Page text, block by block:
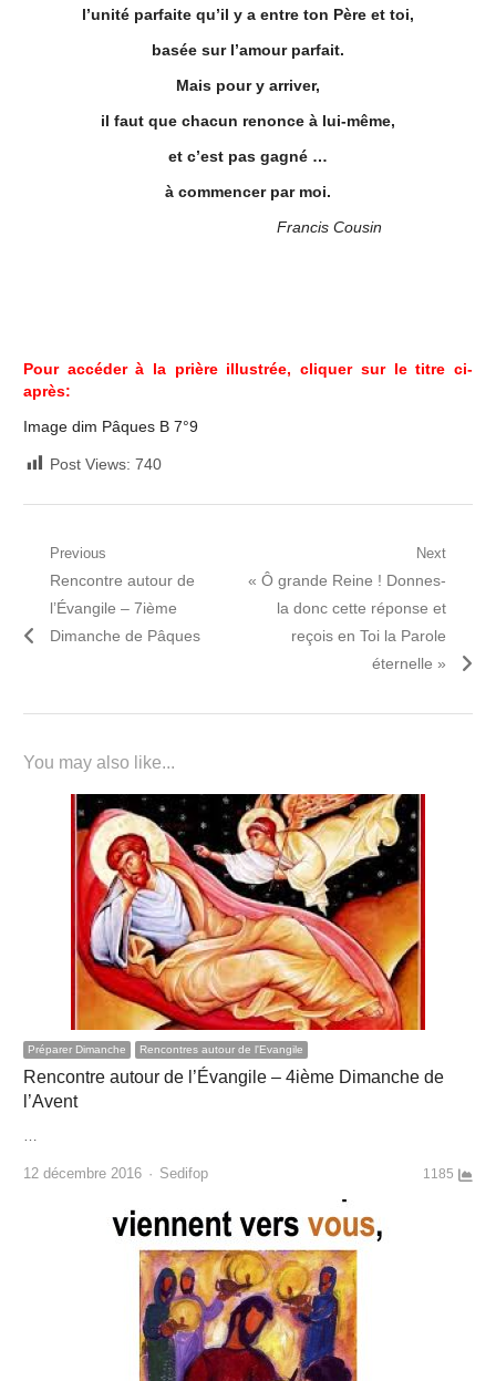
l’unité parfaite qu’il y a entre ton Père et toi,
basée sur l’amour parfait.
Mais pour y arriver,
il faut que chacun renonce à lui-même,
et c’est pas gagné …
à commencer par moi.
Francis Cousin
Pour accéder à la prière illustrée, cliquer sur le titre ci-
après:
Image dim Pâques B 7°9
Post Views: 740
Navigation
l’article
Previous
Previous
post:
Rencontre autour de
l’Évangile – 7ième
Dimanche de Pâques
Next
Next
post:
« Ô grande Reine ! Donnes-
la donc cette réponse et
reçois en Toi la Parole
éternelle »
You may also like...
Préparer Dimanche Rencontres autour de l'Evangile
Rencontre autour de l’Évangile – 4ième Dimanche de
l’Avent
12 décembre 2016 Author
Sedifop 1185